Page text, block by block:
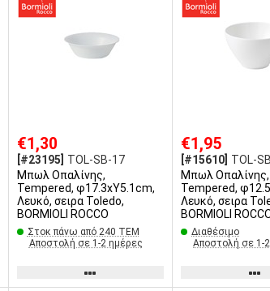
€1,30
[#23195]
TOL-SB-17
Μπωλ Οπαλίνης,
Tempered, φ17.3xY5.1cm,
Λευκό, σειρα Toledo,
BORMIOLI ROCCO
Στοκ πάνω από 240 ΤΕΜ
Αποστολή σε 1-2 ημέρες
€1,95
[#15610] TOL-
Μπωλ Οπαλίνης,
Tempered,
Λευκό, σειρα
BORMIOLI
Διαθέσιμο
Αποστολή σε 1-